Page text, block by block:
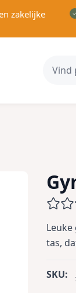
zakelijke
en Terras
for
tas,
SKU: